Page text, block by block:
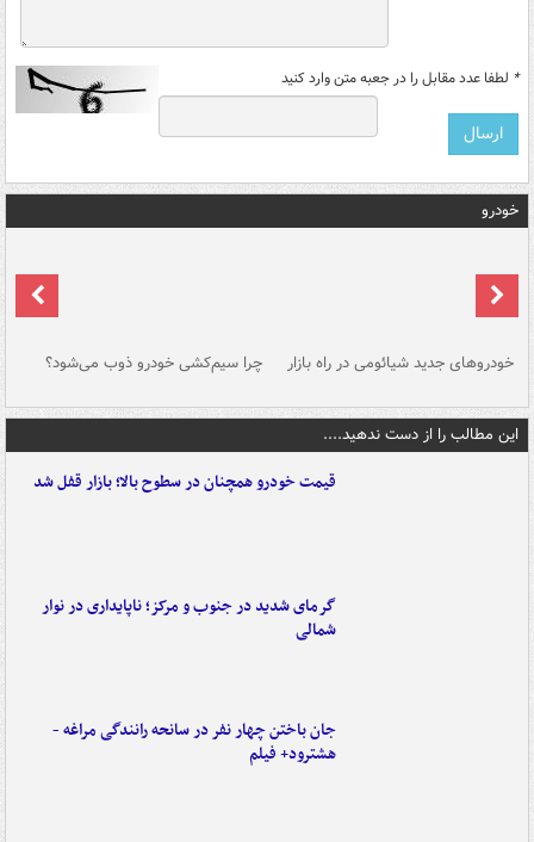
* لطفا عدد مقابل را در جعبه متن وارد کنید
خودرو
خودروهای جدید شیائومی در راه بازار چرا سیم‌کشی خودرو ذوب می‌شود؟
این مطالب را از دست ندهید....
قیمت خودرو همچنان در سطوح بالا؛ بازار قفل شد
گرمای شدید در جنوب و مرکز؛ ناپایداری در نوار
شمالی
جان باختن چهار نفر در سانحه رانندگی مراغه -
هشترود+ فیلم